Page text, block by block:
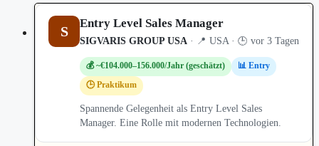
S Entry Level Sales Manager
SIGVARIS GROUP USA · 📍 USA · 🕒 vor 3 Tagen
💰 ~€104.000–156.000/Jahr (geschätzt)
📊 Entry
🕒 Praktikum
Spannende Gelegenheit als Entry Level Sales
Manager. Eine Rolle mit modernen Technologien.